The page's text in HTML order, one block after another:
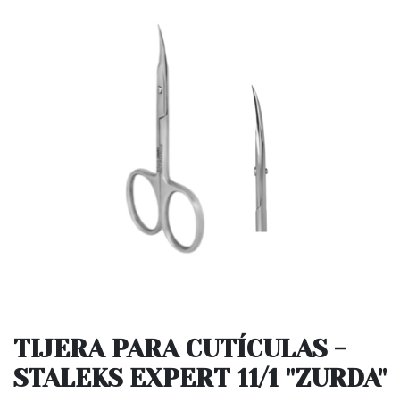
TIJERA PARA CUTÍCULAS -
STALEKS EXPERT 11/1 "ZURDA"